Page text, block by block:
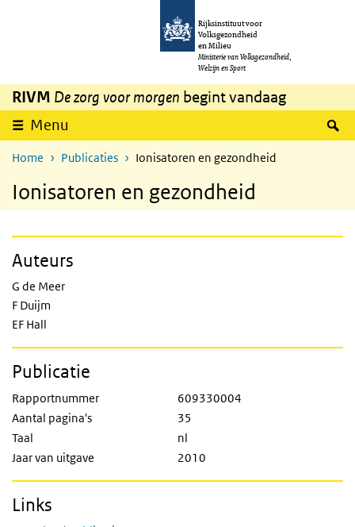
Overslaan en naar de inhoud gaan
Rijksinstituut voor
Volksgezondheid
en Milieu
Ministerie van Volksgezondheid,
Welzijn en Sport
RIVM De zorg voor morgen begint vandaag
Menu
Home Publicaties Ionisatoren en gezondheid
Ionisatoren en gezondheid
Auteurs
G de Meer
F Duijm
EF Hall
Publicatie
Rapportnummer
609330004
Aantal pagina's
35
Taal
nl
Jaar van uitgave
2010
Links